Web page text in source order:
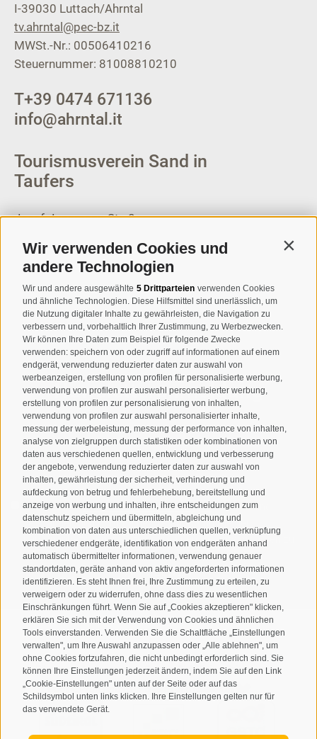
Wir verwenden Cookies und
andere Technologien
Wir und andere ausgewählte 5 Drittparteien verwenden Cookies
und ähnliche Technologien. Diese Hilfsmittel sind unerlässlich, um
die Nutzung digitaler Inhalte zu gewährleisten, die Navigation zu
verbessern und, vorbehaltlich Ihrer Zustimmung, zu Werbezwecken.
Wir können Ihre Daten zum Beispiel für folgende Zwecke
verwenden: speichern von oder zugriff auf informationen auf einem
endgerät, verwendung reduzierter daten zur auswahl von
werbeanzeigen, erstellung von profilen für personalisierte werbung,
verwendung von profilen zur auswahl personalisierter werbung,
erstellung von profilen zur personalisierung von inhalten,
verwendung von profilen zur auswahl personalisierter inhalte,
messung der werbeleistung, messung der performance von inhalten,
analyse von zielgruppen durch statistiken oder kombinationen von
daten aus verschiedenen quellen, entwicklung und verbesserung
der angebote, verwendung reduzierter daten zur auswahl von
inhalten, gewährleistung der sicherheit, verhinderung und
aufdeckung von betrug und fehlerbehebung, bereitstellung und
anzeige von werbung und inhalten, ihre entscheidungen zum
datenschutz speichern und übermitteln, abgleichung und
kombination von daten aus unterschiedlichen quellen, verknüpfung
verschiedener endgeräte, identifikation von endgeräten anhand
automatisch übermittelter informationen, verwendung genauer
standortdaten, geräte anhand von aktiv angeforderten informationen
identifizieren. Es steht Ihnen frei, Ihre Zustimmung zu erteilen, zu
verweigern oder zu widerrufen, ohne dass dies zu wesentlichen
Einschränkungen führt. Wenn Sie auf „Cookies akzeptieren" klicken,
erklären Sie sich mit der Verwendung von Cookies und ähnlichen
Tools einverstanden. Verwenden Sie die Schaltfläche „Einstellungen
verwalten", um Ihre Auswahl anzupassen oder „Alle ablehnen", um
ohne Cookies fortzufahren, die nicht unbedingt erforderlich sind. Sie
können Ihre Einstellungen jederzeit ändern, indem Sie auf den Link
„Cookie-Einstellungen" unten auf der Seite oder auf das
Schildsymbol unten links klicken. Ihre Einstellungen gelten nur für
das verwendete Gerät.
I-39030 Luttach/Ahrntal
tv.ahrntal@pec-bz.it
MWSt.-Nr.: 00506410216
Steuernummer: 81008810210
T+39 0474 671136
info@ahrntal.it
Tourismusverein Sand in
Taufers
Josef-Jungmann-Str. 8
MWSt.-Nr: 00518320213
T+39 0474 678076
info@taufers.com
Newsletteranmeldung
Ich habe dieDatenschutzbestimmungengelesen und
verstanden und stimme der Verarbeitung meiner
personenbezogenen Daten durch den Verantwortlichen zu
ANMELDEN
Sitemap • Impressum • Cookie-Richtlinie • Privacy •
Cookie Präferenzen • created with passion by